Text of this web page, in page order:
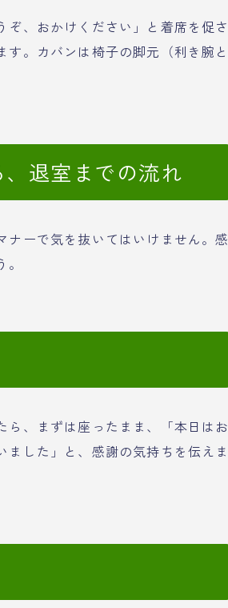
、おかけください」と着席を促さ
。カバンは椅子の脚元（利き腕と
、退室までの流れ
ーで気を抜いてはいけません。感
、まずは座ったまま、「本日はお
した」と、感謝の気持ちを伝えま